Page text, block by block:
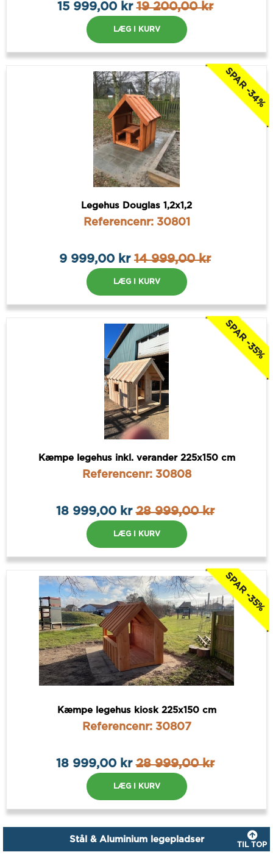
15 999,00 kr19 200,00 kr
LÆG I KURV
SPAR -34%
Legehus Douglas 1,2x1,2
Referencenr: 30801
9 999,00 kr 14 999,00 kr
LÆG I KURV
SPAR -35%
Kæmpe legehus inkl. verander 225x150 cm
Referencenr: 30808
18 999,00 kr28 999,00 kr
LÆG I KURV
SPAR -35%
Kæmpe legehus kiosk 225x150 cm
Referencenr: 30807
18 999,00 kr28 999,00 kr
LÆG I KURV
Stål & Aluminium legepladser
TIL TOP